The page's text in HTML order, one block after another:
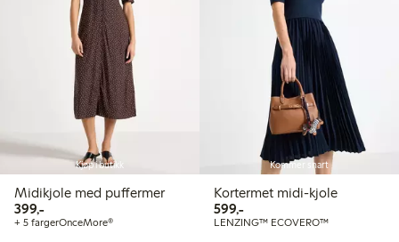
Kjøp i butikk
Midikjole med puffermer
399,-399,00 kr
+ 5 fargerOnceMore®
Kommer snart
Kortermet midi-kjole
599,-599,00 kr
LENZING™ ECOVERO™